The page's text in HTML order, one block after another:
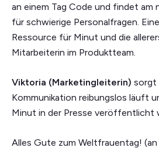
an einem Tag Code und findet am
für schwierige Personalfragen.
Ressource für Minut und die
Mitarbeiterin im Produktteam.
Viktoria (Marketingleiterin) sorgt
Kommunikation reibungslos läuft
Minut in der Presse veröffentlicht
Alles Gute zum Weltfrauentag!